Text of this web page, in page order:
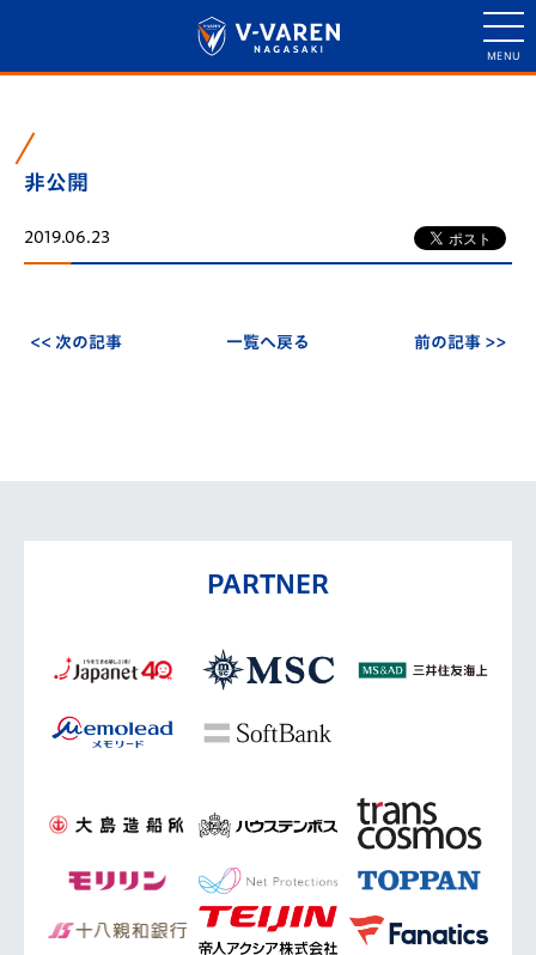
非公開
2019.06.23
<< 次の記事 一覧へ戻る 前の記事 >>
PARTNER